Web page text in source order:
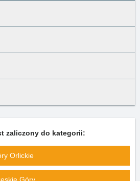
zaliczony do kategorii:
Orlickie